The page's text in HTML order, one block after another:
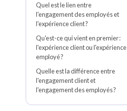
Quel est le lien entre
l'engagement des employés et
l'expérience client ?
Qu'est-ce qui vient en premier :
l'expérience client ou l'expérience
employé ?
Quelle est la différence entre
l'engagement client et
l'engagement des employés ?